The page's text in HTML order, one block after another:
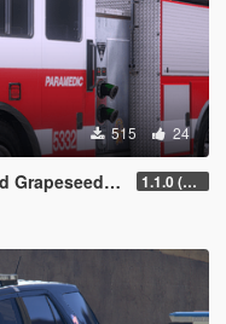
515 24
FD Liveries 1.1.0 (Additional Departments)